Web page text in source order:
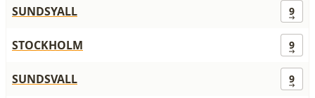
SUNDSYALL 9
STOCKHOLM 9
SUNDSVALL 9